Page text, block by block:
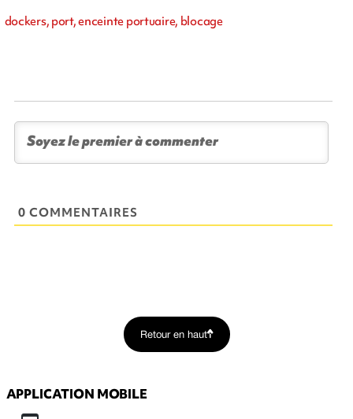
dockers, port, enceinte portuaire, blocage
0 COMMENTAIRES
Retour en haut
APPLICATION MOBILE